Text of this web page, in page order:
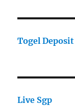
Togel
Live Sgp